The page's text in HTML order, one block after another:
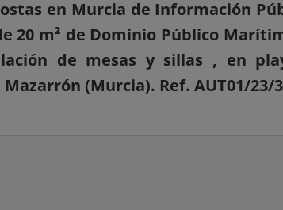
en Murcia de Información
20 m² de Dominio Público
de mesas y sillas , en
(Murcia). Ref. AUT01/23/